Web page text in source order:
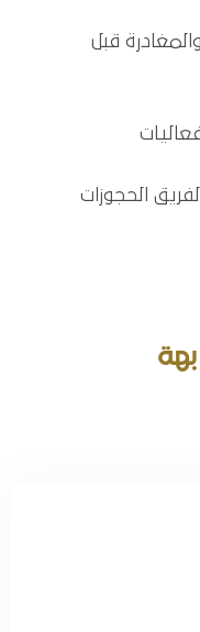
٤ مساءً والمغادرة قبل
الحجوزات